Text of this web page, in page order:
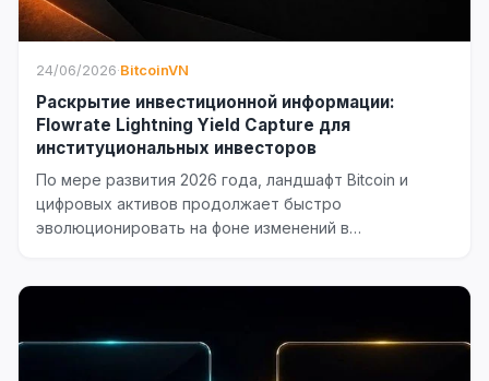
24/06/2026·BitcoinVN
Раскрытие инвестиционной информации:
Flowrate Lightning Yield Capture для
институциональных инвесторов
По мере развития 2026 года, ландшафт Bitcoin и
цифровых активов продолжает быстро
эволюционировать на фоне изменений в